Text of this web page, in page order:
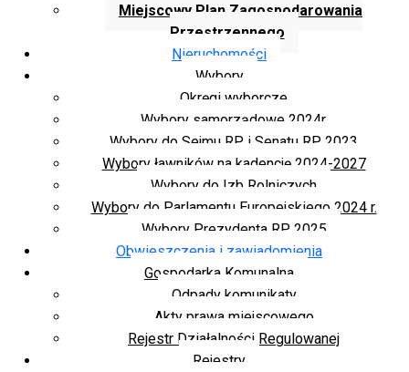
Miejscowy Plan Zagospodarowania
Przestrzennego
Nieruchomości
Wybory
Okręgi wyborcze
Wybory samorządowe 2024r.
Wybory do Sejmu RP i Senatu RP 2023
Wybory ławników na kadencję 2024-2027
Wybory do Izb Rolniczych
Wybory do Parlamentu Europejskiego 2024 r.
Wybory Prezydenta RP 2025
Obwieszczenia i zawiadomienia
Gospodarka Komunalna
Odpady komunikaty
Akty prawa miejscowego
Rejestr Działalności Regulowanej
Rejestry